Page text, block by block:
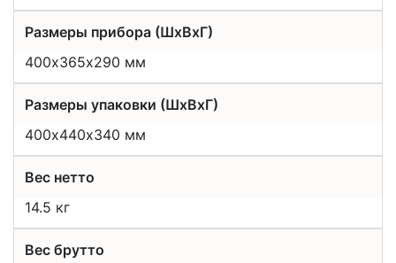
Размеры прибора (ШхВхГ)
400х365х290 мм
Размеры упаковки (ШхВхГ)
400х440х340 мм
Вес нетто
14.5 кг
Вес брутто